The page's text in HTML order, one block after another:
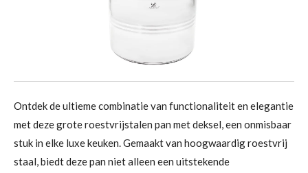
Ontdek de ultieme combinatie van functionaliteit en elegantie
met deze grote roestvrijstalen pan met deksel, een onmisbaar
stuk in elke luxe keuken. Gemaakt van hoogwaardig roestvrij
staal, biedt deze pan niet alleen een uitstekende